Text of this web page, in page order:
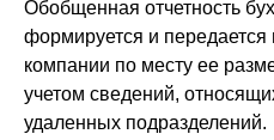
Обобщенная отчетность
формируется и передается
компании по месту ее
учетом сведений,
удаленных подразделений.